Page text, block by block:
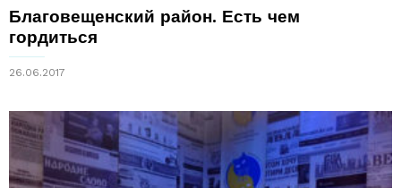
Благовещенский район. Есть чем
гордиться
26.06.2017